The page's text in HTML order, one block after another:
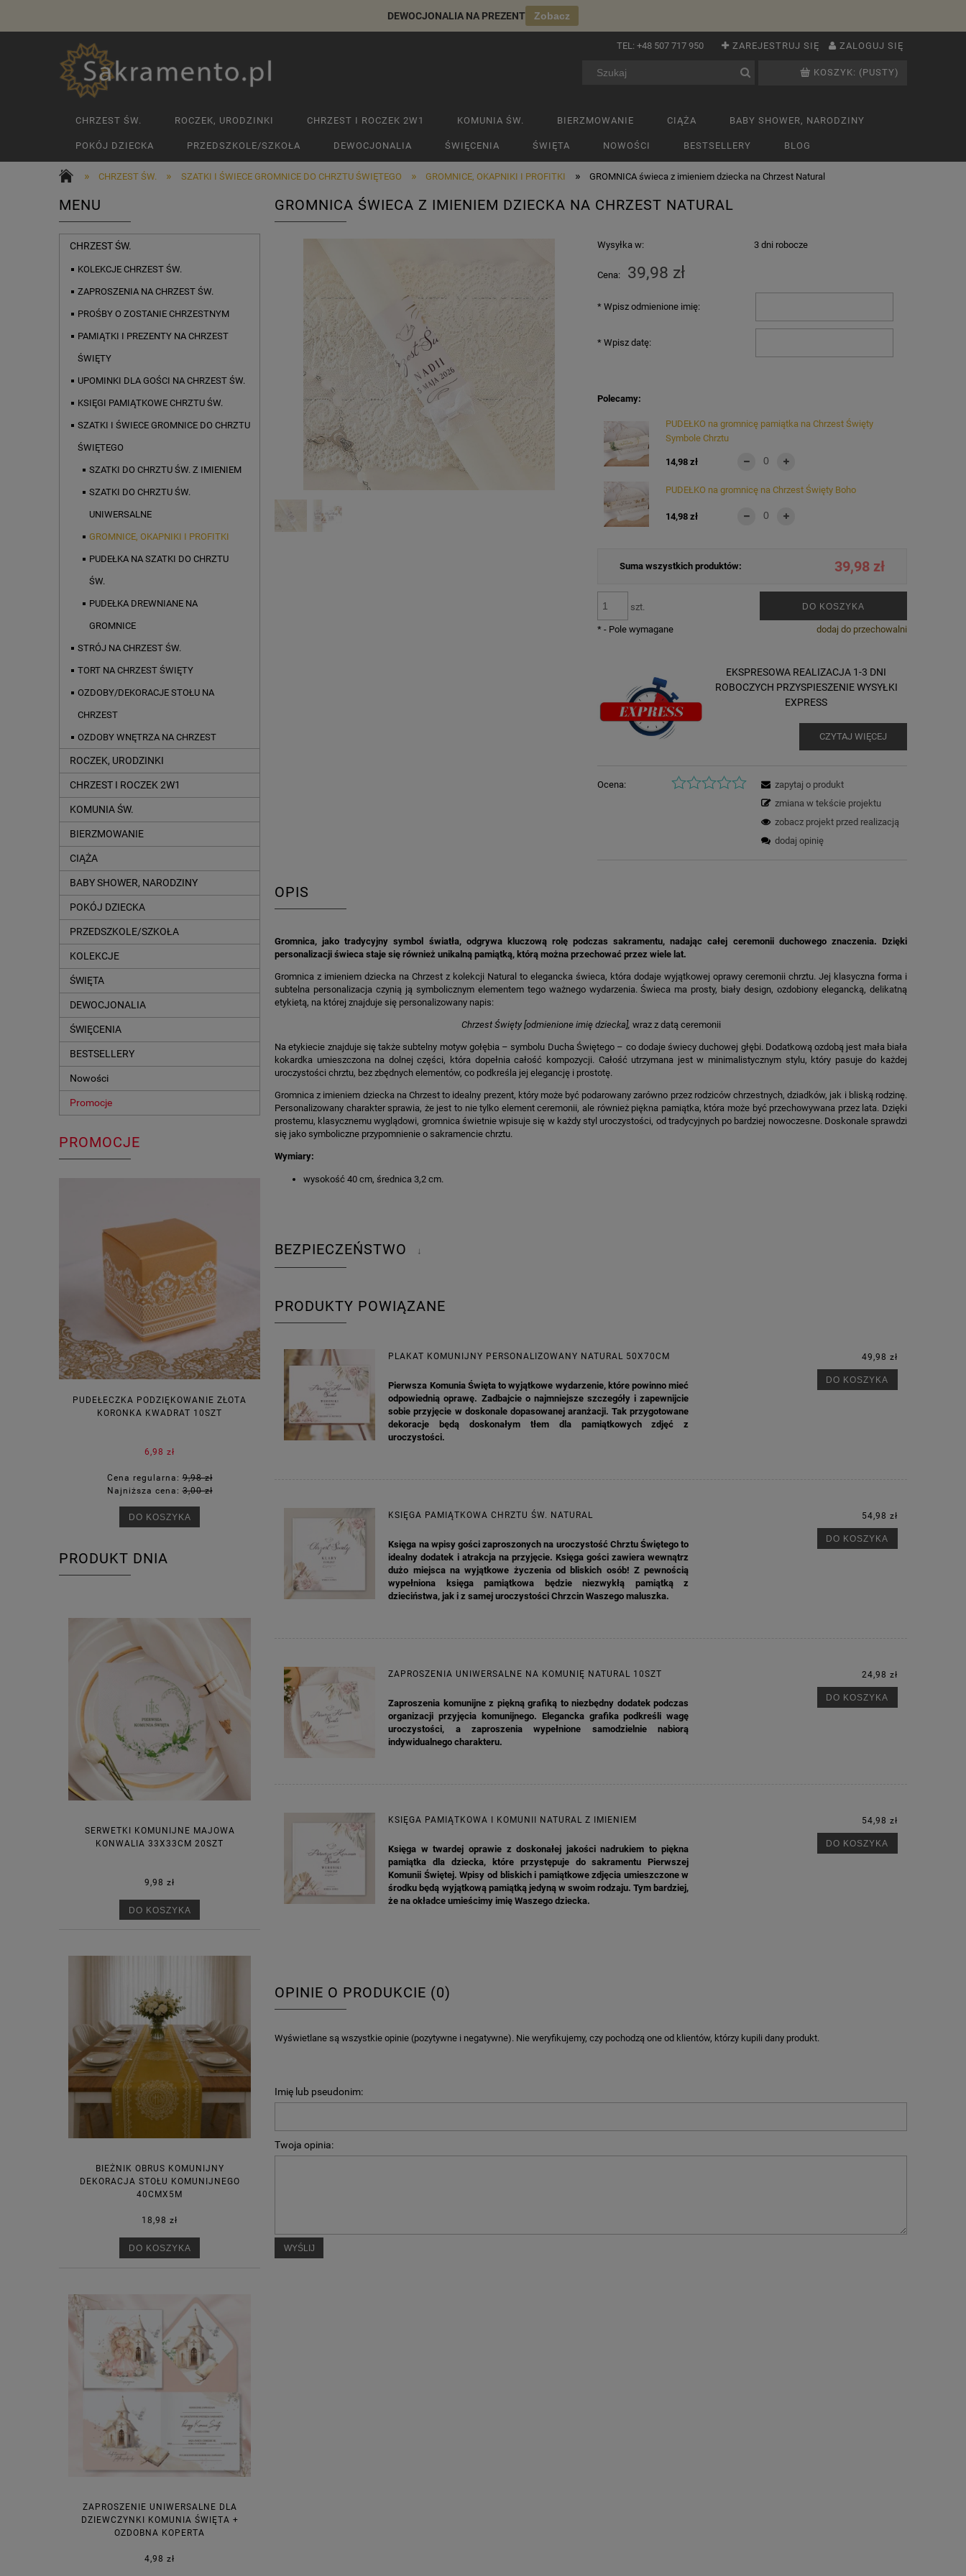
DEWOCJONALIA NA PREZENT Zobacz
ZAREJESTRUJ SIĘ ZALOGUJ SIĘ
TEL: +48 507 717 950
KOSZYK: (PUSTY)
CHRZEST ŚW. ROCZEK, URODZINKI CHRZEST I ROCZEK 2W1 KOMUNIA ŚW. BIERZMOWANIE CIĄŻA BABY SHOWER, NARODZINY
POKÓJ DZIECKA PRZEDSZKOLE/SZKOŁA DEWOCJONALIA ŚWIĘCENIA ŚWIĘTA NOWOŚCI BESTSELLERY BLOG
» CHRZEST ŚW. » SZATKI I ŚWIECE GROMNICE DO CHRZTU ŚWIĘTEGO » GROMNICE, OKAPNIKI I PROFITKI » GROMNICA świeca z imieniem dziecka na Chrzest Natural
MENU
CHRZEST ŚW.
KOLEKCJE CHRZEST ŚW.
ZAPROSZENIA NA CHRZEST ŚW.
PROŚBY O ZOSTANIE CHRZESTNYM
PAMIĄTKI I PREZENTY NA CHRZEST
ŚWIĘTY
UPOMINKI DLA GOŚCI NA CHRZEST ŚW.
KSIĘGI PAMIĄTKOWE CHRZTU ŚW.
SZATKI I ŚWIECE GROMNICE DO CHRZTU
ŚWIĘTEGO
SZATKI DO CHRZTU ŚW. Z IMIENIEM
SZATKI DO CHRZTU ŚW.
UNIWERSALNE
GROMNICE, OKAPNIKI I PROFITKI
PUDEŁKA NA SZATKI DO CHRZTU
ŚW.
PUDEŁKA DREWNIANE NA
GROMNICE
STRÓJ NA CHRZEST ŚW.
TORT NA CHRZEST ŚWIĘTY
OZDOBY/DEKORACJE STOŁU NA
CHRZEST
OZDOBY WNĘTRZA NA CHRZEST
ROCZEK, URODZINKI
CHRZEST I ROCZEK 2W1
KOMUNIA ŚW.
BIERZMOWANIE
CIĄŻA
BABY SHOWER, NARODZINY
POKÓJ DZIECKA
PRZEDSZKOLE/SZKOŁA
KOLEKCJE
ŚWIĘTA
DEWOCJONALIA
ŚWIĘCENIA
BESTSELLERY
Nowości
Promocje
PROMOCJE
PUDEŁECZKA PODZIĘKOWANIE ZŁOTA
KORONKA KWADRAT 10SZT
6,98 zł
Cena regularna:9,98 zł
Najniższa cena:3,00 zł
DO KOSZYKA
WINIETKI NA KIELISZKI OKRĄGŁE WHITE
DREAM 10SZT
DO KOSZYKA
GIRLANDA BIAŁE PIÓRKA ZE ZŁOTEM
DO KOSZYKA
PRODUKT DNIA
SERWETKI KOMUNIJNE MAJOWA
KONWALIA 33X33CM 20SZT
9,98 zł
DO KOSZYKA
BIEŻNIK OBRUS KOMUNIJNY
DEKORACJA STOŁU KOMUNIJNEGO
40CMX5M
18,98 zł
DO KOSZYKA
ZAPROSZENIE UNIWERSALNE DLA
DZIEWCZYNKI KOMUNIA ŚWIĘTA +
OZDOBNA KOPERTA
4,98 zł
GROMNICA ŚWIECA Z IMIENIEM DZIECKA NA CHRZEST NATURAL
Wysyłka w: 3 dni robocze
Cena: 39,98 zł
* Wpisz odmienione imię:
* Wpisz datę:
Polecamy:
PUDEŁKO na gromnicę na Chrzest Święty Boho
14,98 zł
PUDEŁKO na gromnicę pamiątka na Chrzest Święty
Symbole Chrztu
14,98 zł
Suma wszystkich produktów: 39,98 zł
szt. DO KOSZYKA
dodaj do przechowalni
* - Pole wymagane
EKSPRESOWA REALIZACJA 1-3 DNI
ROBOCZYCH PRZYSPIESZENIE WYSYŁKI
EXPRESS
CZYTAJ WIĘCEJ
Ocena:
zapytaj o produkt
zmiana w tekście projektu
zobacz projekt przed realizacją
dodaj opinię
OPIS
Gromnica, jako tradycyjny symbol światła, odgrywa kluczową rolę podczas sakramentu, nadając całej ceremonii duchowego znaczenia. Dzięki
personalizacji świeca staje się również unikalną pamiątką, którą można przechować przez wiele lat.
Gromnica z imieniem dziecka na Chrzest z kolekcji Natural to elegancka świeca, która dodaje wyjątkowej oprawy ceremonii chrztu. Jej klasyczna forma i
subtelna personalizacja czynią ją symbolicznym elementem tego ważnego wydarzenia. Świeca ma prosty, biały design, ozdobiony elegancką, delikatną
etykietą, na której znajduje się personalizowany napis:
Chrzest Święty [odmienione imię dziecka], wraz z datą ceremonii
Na etykiecie znajduje się także subtelny motyw gołębia – symbolu Ducha Świętego – co dodaje świecy duchowej głębi. Dodatkową ozdobą jest mała biała
kokardka umieszczona na dolnej części, która dopełnia całość kompozycji. Całość utrzymana jest w minimalistycznym stylu, który pasuje do każdej
uroczystości chrztu, bez zbędnych elementów, co podkreśla jej elegancję i prostotę.
Gromnica z imieniem dziecka na Chrzest to idealny prezent, który może być podarowany zarówno przez rodziców chrzestnych, dziadków, jak i bliską rodzinę.
Personalizowany charakter sprawia, że jest to nie tylko element ceremonii, ale również piękna pamiątka, która może być przechowywana przez lata. Dzięki
prostemu, klasycznemu wyglądowi, gromnica świetnie wpisuje się w każdy styl uroczystości, od tradycyjnych po bardziej nowoczesne. Doskonale sprawdzi
się jako symboliczne przypomnienie o sakramencie chrztu.
Wymiary:
wysokość 40 cm, średnica 3,2 cm.
BEZPIECZEŃSTWO ↓
PRODUKTY POWIĄZANE
PLAKAT KOMUNIJNY PERSONALIZOWANY NATURAL 50X70CM
Pierwsza Komunia Święta to wyjątkowe wydarzenie, które powinno mieć
odpowiednią oprawę. Zadbajcie o najmniejsze szczegóły i zapewnijcie
sobie przyjęcie w doskonale dopasowanej aranżacji. Tak przygotowane
dekoracje będą doskonałym tłem dla pamiątkowych zdjęć z
uroczystości.
49,98 zł
DO KOSZYKA
KSIĘGA PAMIĄTKOWA CHRZTU ŚW. NATURAL
Księga na wpisy gości zaproszonych na uroczystość Chrztu Świętego to
idealny dodatek i atrakcja na przyjęcie. Księga gości zawiera wewnątrz
dużo miejsca na wyjątkowe życzenia od bliskich osób! Z pewnością
wypełniona księga pamiątkowa będzie niezwykłą pamiątką z
dzieciństwa, jak i z samej uroczystości Chrzcin Waszego maluszka.
54,98 zł
DO KOSZYKA
ZAPROSZENIA UNIWERSALNE NA KOMUNIĘ NATURAL 10SZT
Zaproszenia komunijne z piękną grafiką to niezbędny dodatek podczas
organizacji przyjęcia komunijnego. Elegancka grafika podkreśli wagę
uroczystości, a zaproszenia wypełnione samodzielnie nabiorą
indywidualnego charakteru.
24,98 zł
DO KOSZYKA
KSIĘGA PAMIĄTKOWA I KOMUNII NATURAL Z IMIENIEM
Księga w twardej oprawie z doskonałej jakości nadrukiem to piękna
pamiątka dla dziecka, które przystępuje do sakramentu Pierwszej
Komunii Świętej. Wpisy od bliskich i pamiątkowe zdjęcia umieszczone w
środku będą wyjątkową pamiątką jedyną w swoim rodzaju. Tym bardziej,
że na okładce umieścimy imię Waszego dziecka.
54,98 zł
DO KOSZYKA
OPINIE O PRODUKCIE (0)
Wyświetlane są wszystkie opinie (pozytywne i negatywne). Nie weryfikujemy, czy pochodzą one od klientów, którzy kupili dany produkt.
Imię lub pseudonim:
Twoja opinia:
WYŚLIJ